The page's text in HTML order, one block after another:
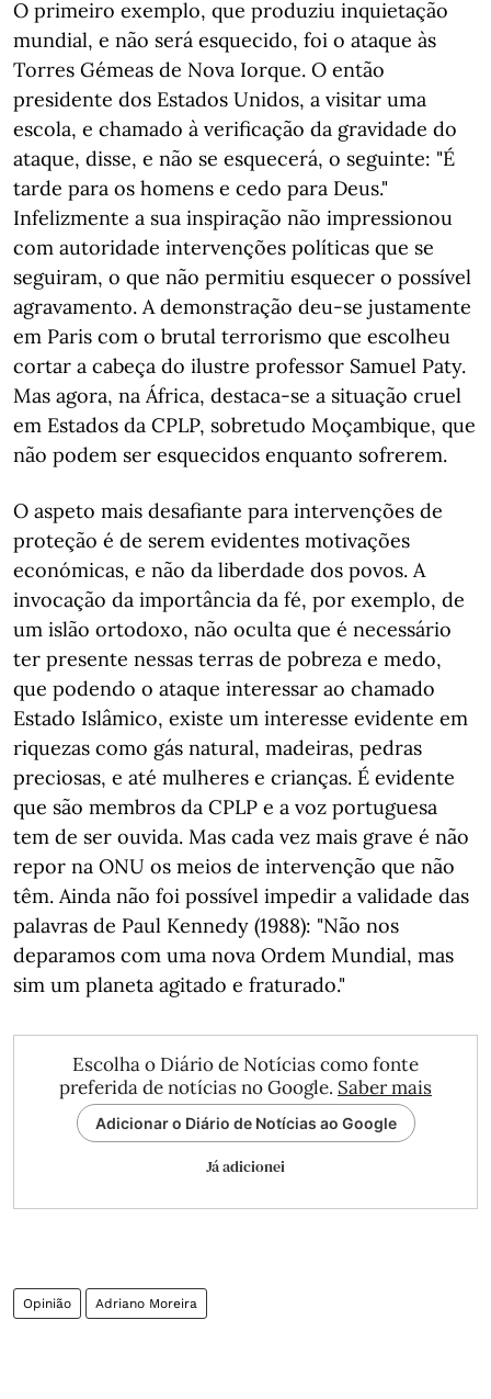
O primeiro exemplo, que produziu inquietação
mundial, e não será esquecido, foi o ataque às
Torres Gémeas de Nova Iorque. O então
presidente dos Estados Unidos, a visitar uma
escola, e chamado à verificação da gravidade do
ataque, disse, e não se esquecerá, o seguinte: "É
tarde para os homens e cedo para Deus."
Infelizmente a sua inspiração não impressionou
com autoridade intervenções políticas que se
seguiram, o que não permitiu esquecer o possível
agravamento. A demonstração deu-se justamente
em Paris com o brutal terrorismo que escolheu
cortar a cabeça do ilustre professor Samuel Paty.
Mas agora, na África, destaca-se a situação cruel
em Estados da CPLP, sobretudo Moçambique, que
não podem ser esquecidos enquanto sofrerem.
O aspeto mais desafiante para intervenções de
proteção é de serem evidentes motivações
económicas, e não da liberdade dos povos. A
invocação da importância da fé, por exemplo, de
um islão ortodoxo, não oculta que é necessário
ter presente nessas terras de pobreza e medo,
que podendo o ataque interessar ao chamado
Estado Islâmico, existe um interesse evidente em
riquezas como gás natural, madeiras, pedras
preciosas, e até mulheres e crianças. É evidente
que são membros da CPLP e a voz portuguesa
tem de ser ouvida. Mas cada vez mais grave é não
repor na ONU os meios de intervenção que não
têm. Ainda não foi possível impedir a validade das
palavras de Paul Kennedy (1988): "Não nos
deparamos com uma nova Ordem Mundial, mas
sim um planeta agitado e fraturado."
Escolha o Diário de Notícias como fonte
preferida de notícias no Google. Saber mais
Adicionar o Diário de Notícias ao Google
Já adicionei
Opinião Adriano Moreira